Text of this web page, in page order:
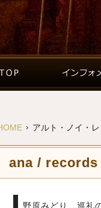
アルト・ノイ・
ana / records
野原みどり 巡礼